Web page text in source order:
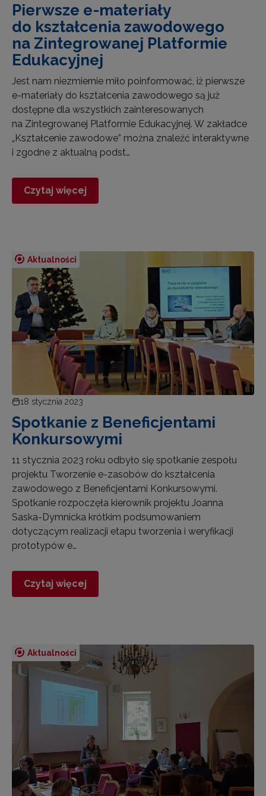
Pierwsze e-materiały
do kształcenia zawodowego
na Zintegrowanej Platformie
Edukacyjnej
Jest nam niezmiernie miło poinformować, iż pierwsze
e-materiały do kształcenia zawodowego są już
dostępne dla wszystkich zainteresowanych
na Zintegrowanej Platformie Edukacyjnej. W zakładce
„Kształcenie zawodowe” można znaleźć interaktywne
i zgodne z aktualną podst…
Czytaj więcej
Aktualności
18 stycznia 2023
Spotkanie z Beneficjentami
Konkursowymi
11 stycznia 2023 roku odbyło się spotkanie zespołu
projektu Tworzenie e-zasobów do kształcenia
zawodowego z Beneficjentami Konkursowymi.
Spotkanie rozpoczęła kierownik projektu Joanna
Saska-Dymnicka krótkim podsumowaniem
dotyczącym realizacji etapu tworzenia i weryfikacji
prototypów e…
Czytaj więcej
Aktualności